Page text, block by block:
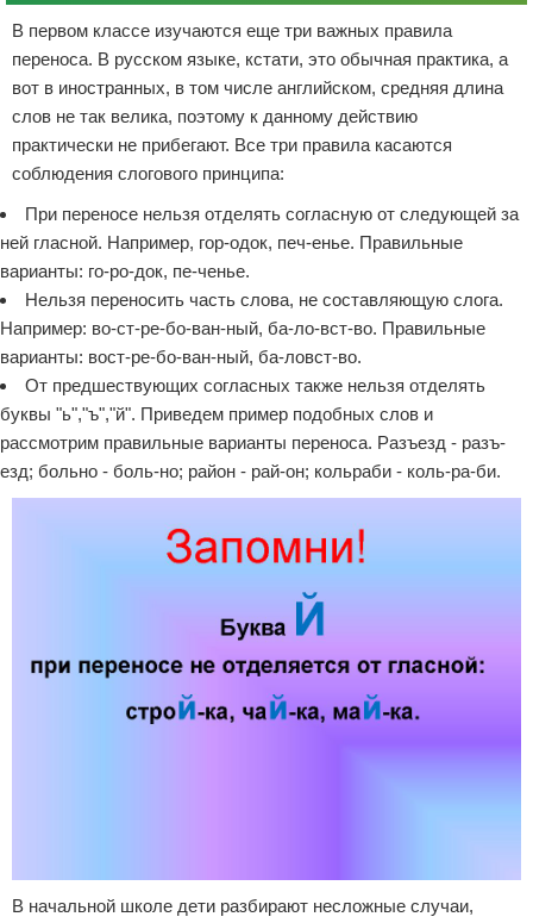
В первом классе изучаются еще три важных правила
переноса. В русском языке, кстати, это обычная практика, а
вот в иностранных, в том числе английском, средняя длина
слов не так велика, поэтому к данному действию
практически не прибегают. Все три правила касаются
соблюдения слогового принципа:
При переносе нельзя отделять согласную от следующей за
ней гласной. Например, гор-одок, печ-енье. Правильные
варианты: го-ро-док, пе-ченье.
Нельзя переносить часть слова, не составляющую слога.
Например: во-ст-ре-бо-ван-ный, ба-ло-вст-во. Правильные
варианты: вост-ре-бо-ван-ный, ба-ловст-во.
От предшествующих согласных также нельзя отделять
буквы "ь","ъ","й". Приведем пример подобных слов и
рассмотрим правильные варианты переноса. Разъезд - разъ-
езд; больно - боль-но; район - рай-он; кольраби - коль-ра-би.
В начальной школе дети разбирают несложные случаи,